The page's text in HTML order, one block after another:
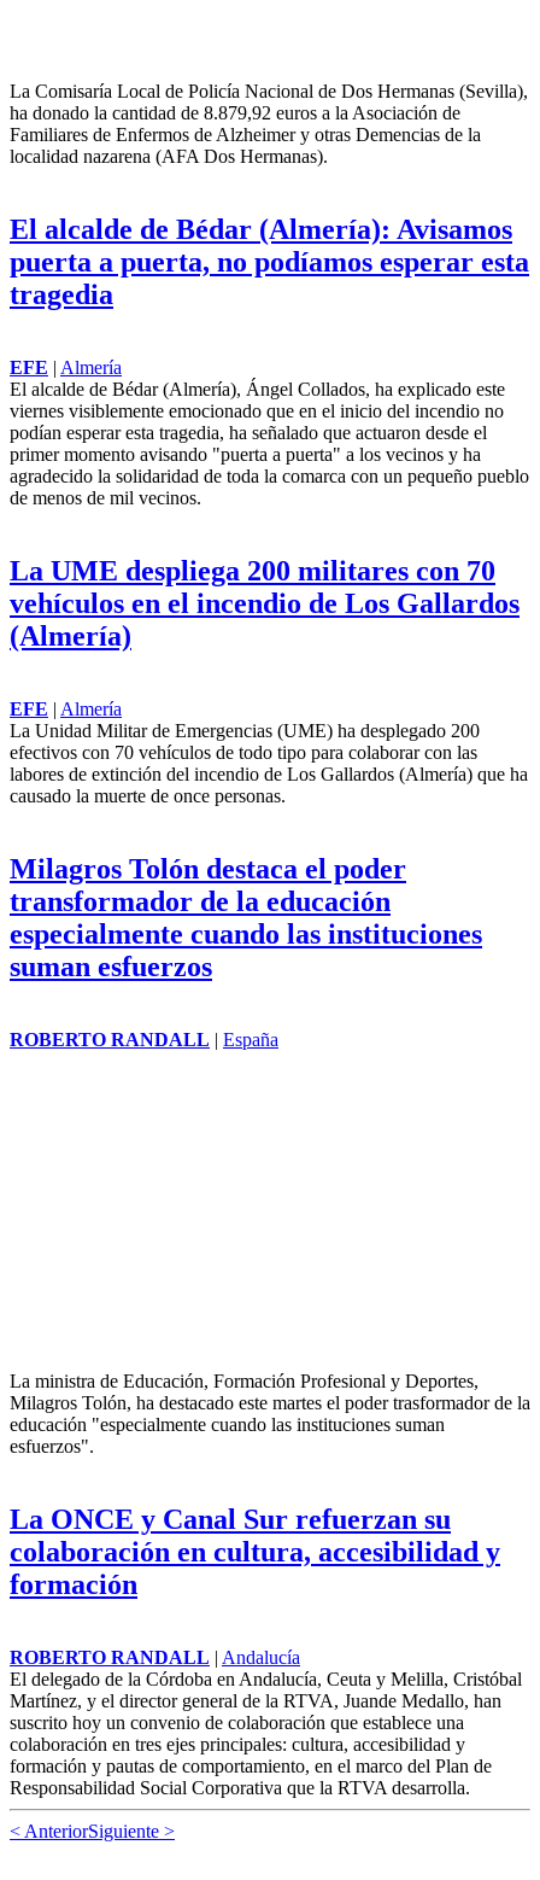
La Comisaría Local de Policía Nacional de Dos Hermanas (Sevilla),
ha donado la cantidad de 8.879,92 euros a la Asociación de
Familiares de Enfermos de Alzheimer y otras Demencias de la
localidad nazarena (AFA Dos Hermanas).
El alcalde de Bédar (Almería): Avisamos
puerta a puerta, no podíamos esperar esta
tragedia
EFE | Almería
El alcalde de Bédar (Almería), Ángel Collados, ha explicado este
viernes visiblemente emocionado que en el inicio del incendio no
podían esperar esta tragedia, ha señalado que actuaron desde el
primer momento avisando "puerta a puerta" a los vecinos y ha
agradecido la solidaridad de toda la comarca con un pequeño pueblo
de menos de mil vecinos.
La UME despliega 200 militares con 70
vehículos en el incendio de Los Gallardos
(Almería)
EFE | Almería
La Unidad Militar de Emergencias (UME) ha desplegado 200
efectivos con 70 vehículos de todo tipo para colaborar con las
labores de extinción del incendio de Los Gallardos (Almería) que ha
causado la muerte de once personas.
Milagros Tolón destaca el poder
transformador de la educación
especialmente cuando las instituciones
suman esfuerzos
ROBERTO RANDALL | España
La ministra de Educación, Formación Profesional y Deportes,
Milagros Tolón, ha destacado este martes el poder trasformador de la
educación "especialmente cuando las instituciones suman
esfuerzos".
La ONCE y Canal Sur refuerzan su
colaboración en cultura, accesibilidad y
formación
ROBERTO RANDALL | Andalucía
El delegado de la Córdoba en Andalucía, Ceuta y Melilla, Cristóbal
Martínez, y el director general de la RTVA, Juande Medallo, han
suscrito hoy un convenio de colaboración que establece una
colaboración en tres ejes principales: cultura, accesibilidad y
formación y pautas de comportamiento, en el marco del Plan de
Responsabilidad Social Corporativa que la RTVA desarrolla.
< AnteriorSiguiente >